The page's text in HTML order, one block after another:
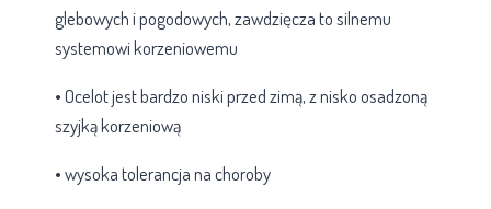
glebowych i pogodowych, zawdzięcza to silnemu
systemowi korzeniowemu
• Ocelot jest bardzo niski przed zimą, z nisko osadzoną
szyjką korzeniową
• wysoka tolerancja na choroby